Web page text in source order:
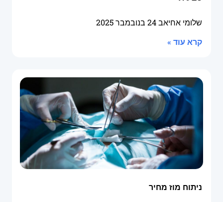
שלומי אחיאב24 בנובמבר 2025
קרא עוד »
ניתוח מוז מחיר